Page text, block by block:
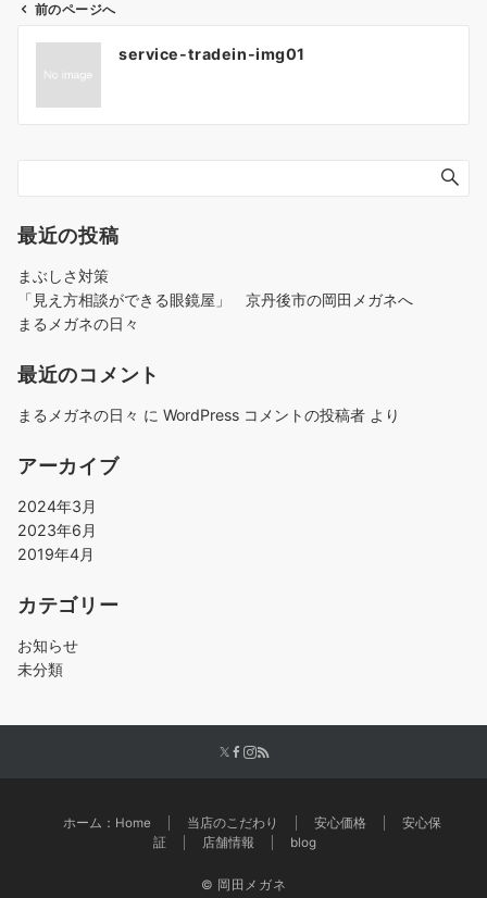
シ
ョ
前のページへ
service-tradein-img01
最近の投稿
まぶしさ対策
「見え方相談ができる眼鏡屋」 京丹後市の岡田メガネへ
まるメガネの日々
最近のコメント
まるメガネの日々 に WordPress コメントの投稿者 より
アーカイブ
2024年3月
2023年6月
2019年4月
カテゴリー
お知らせ
未分類
ホーム：Home 当店のこだわり 安心価格
安心保
証
店舗情報 blog
© 岡田メガネ